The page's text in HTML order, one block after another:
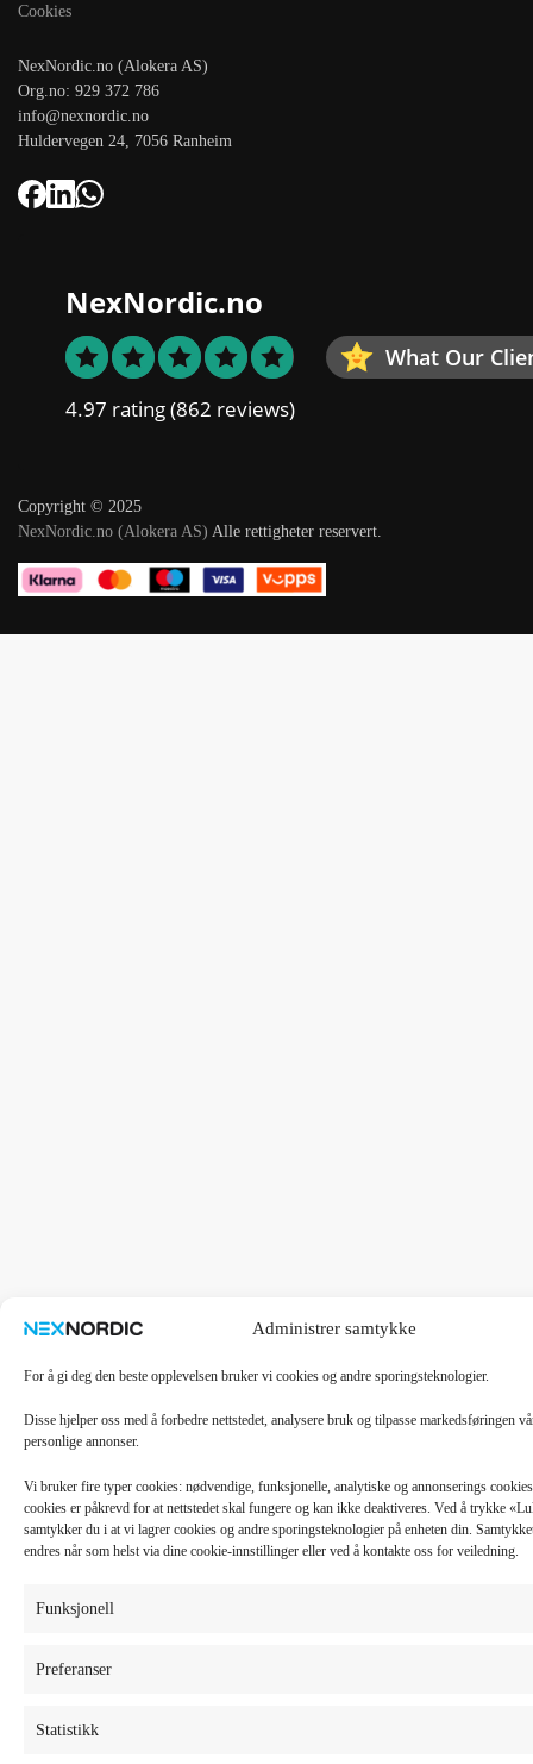
Administrer samtykke
For å gi deg den beste opplevelsen bruker vi cookies og andre sporingsteknologier.
Disse hjelper oss med å forbedre nettstedet, analysere bruk og tilpasse markedsføringen
personlige annonser.
Vi bruker fire typer cookies: nødvendige, funksjonelle, analytiske og annonserings
cookies er påkrevd for at nettstedet skal fungere og kan ikke deaktiveres. Ved å trykke
samtykker du i at vi lagrer cookies og andre sporingsteknologier på enheten din.
endres når som helst via dine cookie-innstillinger eller ved å kontakte oss for veiledning.
Funksjonell
Preferanser
Statistikk
Cookies
NexNordic.no (Alokera AS)
Org.no: 929 372 786
info@nexnordic.no
Huldervegen 24, 7056 Ranheim
NexNordic.no
What Our
4.97 rating(862 reviews)
Copyright © 2025
NexNordic.no (Alokera AS) Alle rettigheter reservert.